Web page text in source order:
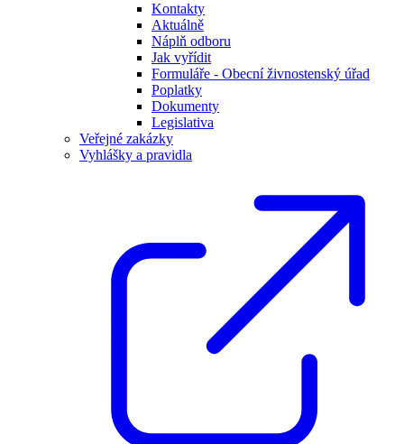
Kontakty
Aktuálně
Náplň odboru
Jak vyřídit
Formuláře - Obecní živnostenský úřad
Poplatky
Dokumenty
Legislativa
Veřejné zakázky
Vyhlášky a pravidla